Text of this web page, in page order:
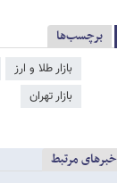
برچسب‌ها
بازار طلا و ارز
بازار تهران
خبرهای مرتبط